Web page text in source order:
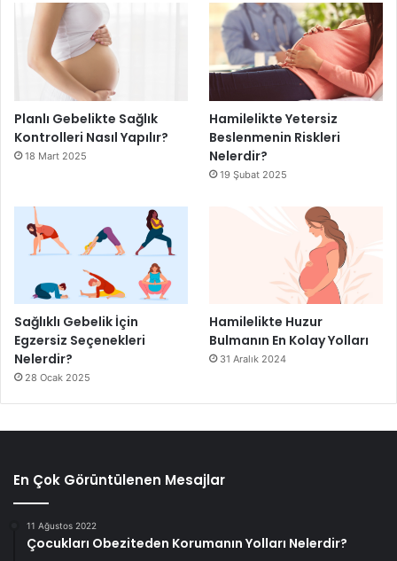
Planlı Gebelikte Sağlık
Kontrolleri Nasıl Yapılır?
18 Mart 2025
Hamilelikte Yetersiz
Beslenmenin Riskleri
Nelerdir?
19 Şubat 2025
Sağlıklı Gebelik İçin
Egzersiz Seçenekleri
Nelerdir?
28 Ocak 2025
Hamilelikte Huzur
Bulmanın En Kolay Yolları
31 Aralık 2024
En Çok Görüntülenen Mesajlar
11 Ağustos 2022
Çocukları Obeziteden Korumanın Yolları Nelerdir?